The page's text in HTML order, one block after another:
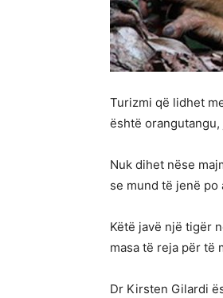
Turizmi që lidhet
është
Nuk dihet nëse
se mund të jenë
Këtë javë një tigër
masa të reja për të
Dr Kirsten Gilardi